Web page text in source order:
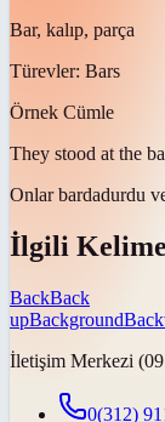
Bar, kalıp, parça
Türevler: Bars
Örnek Cümle
They stood at the
Onlar bardadurdu
İlgili
BackBack
upBackground
İletişim Merkezi
0(312)